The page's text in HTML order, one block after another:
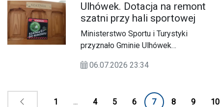
roku odbędzie się w dniach 10–12
lipca.
Ulhówek. Dotacja na remont
szatni przy hali sportowej
Ministerstwo Sportu i Turystyki
przyznało Gminie Ulhówek
400,00 zł na modernizację zaplecza
sportowej w SP w Ulhówku.
06.07.2026 23:34
1 ... 4 5 6 7 8 9 10